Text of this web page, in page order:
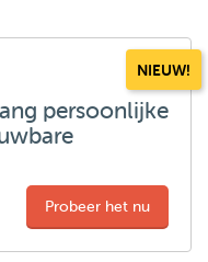
NIEUW!
persoonlijke
Probeer het nu